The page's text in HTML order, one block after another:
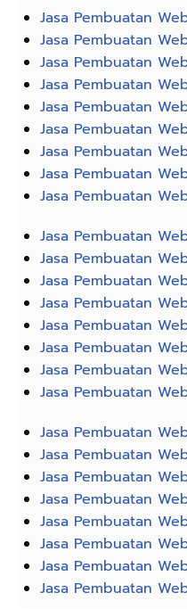
Jasa Pembuatan
Jasa Pembuatan
Jasa Pembuatan
Jasa Pembuatan
Jasa Pembuatan
Jasa Pembuatan
Jasa Pembuatan
Jasa Pembuatan
Jasa Pembuatan
Jasa Pembuatan
Jasa Pembuatan
Jasa Pembuatan
Jasa Pembuatan
Jasa Pembuatan
Jasa Pembuatan
Jasa Pembuatan
Jasa Pembuatan
Jasa Pembuatan
Jasa Pembuatan
Jasa Pembuatan
Jasa Pembuatan
Jasa Pembuatan
Jasa Pembuatan
Jasa Pembuatan
Jasa Pembuatan